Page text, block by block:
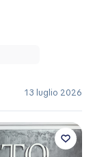
13 luglio 2026